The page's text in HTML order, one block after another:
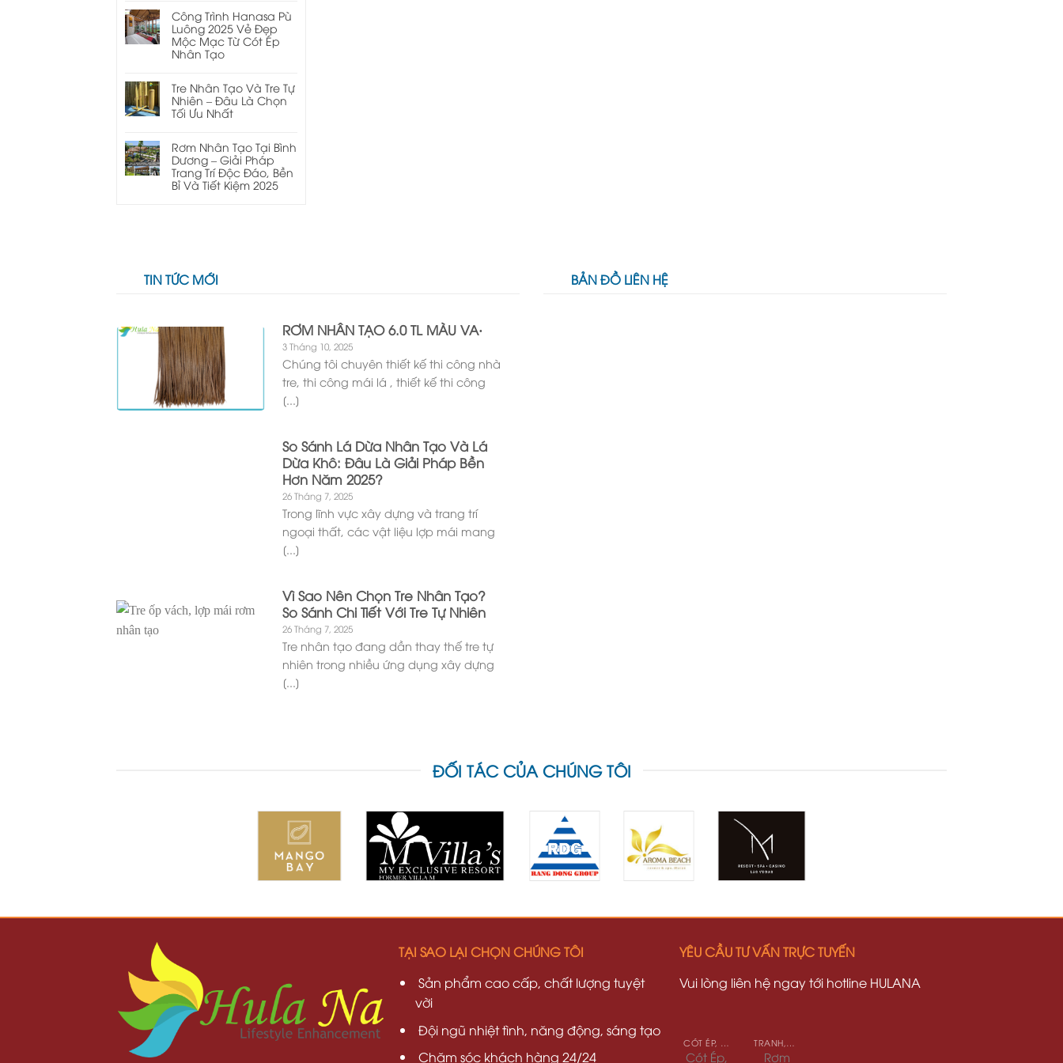
Công Trình Hanasa Pù
Luông 2025 Vẻ Đẹp
Mộc Mạc Từ Cót Ép
Nhân Tạo
Tre Nhân Tạo Và Tre Tự
Nhiên – Đâu Là Chọn
Tối Ưu Nhất
Rơm Nhân Tạo Tại Bình
Dương – Giải Pháp
Trang Trí Độc Đáo, Bền
Bỉ Và Tiết Kiệm 2025
TIN TỨC MỚI
RƠM NHÂN TẠO 6.0 TL MÀU VA·
3 Tháng 10, 2025
Chúng tôi chuyên thiết kế thi công nhà
tre, thi công mái lá , thiết kế thi công
[...]
So Sánh Lá Dừa Nhân Tạo Và Lá
Dừa Khô: Đâu Là Giải Pháp Bền
Hơn Năm 2025?
26 Tháng 7, 2025
Trong lĩnh vực xây dựng và trang trí
ngoại thất, các vật liệu lợp mái mang
[...]
Vì Sao Nên Chọn Tre Nhân Tạo?
So Sánh Chi Tiết Với Tre Tự Nhiên
26 Tháng 7, 2025
Tre nhân tạo đang dần thay thế tre tự
nhiên trong nhiều ứng dụng xây dựng
[...]
BẢN ĐỒ LIÊN HỆ
ĐỐI TÁC CỦA CHÚNG TÔI
TẠI SAO LẠI CHỌN CHÚNG TÔI
Sản phẩm cao cấp, chất lượng tuyệt
vời
Đội ngũ nhiệt tình, năng động, sáng tạo
Chăm sóc khách hàng 24/24
YÊU CẦU TƯ VẤN TRỰC TUYẾN
Vui lòng liên hệ ngay tới hotline HULANA
CÓT ÉP, MÊ BỒ NHÂN TẠO
Cót Ép,
TRANH,RƠM NHÂN TẠO
Rơm